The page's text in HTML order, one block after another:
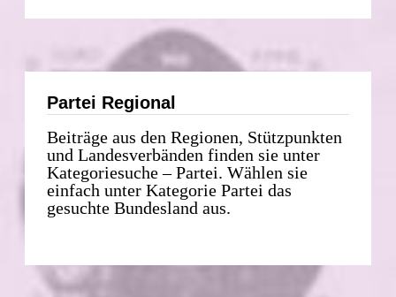
Partei Regional
Beiträge aus den Regionen, Stützpunkten
und Landesverbänden finden sie unter
Kategoriesuche – Partei. Wählen sie
einfach unter Kategorie Partei das
gesuchte Bundesland aus.